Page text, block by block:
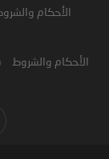
الأحكام
الأحكام والشروط